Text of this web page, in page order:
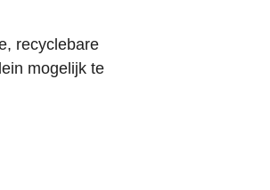
recyclebare
mogelijk te